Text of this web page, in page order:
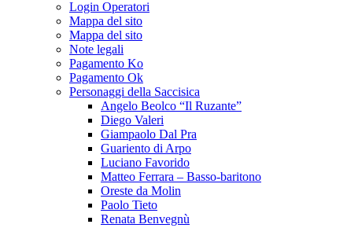
Login Operatori
Mappa del sito
Mappa del sito
Note legali
Pagamento Ko
Pagamento Ok
Personaggi della Saccisica
Angelo Beolco “Il Ruzante”
Diego Valeri
Giampaolo Dal Pra
Guariento di Arpo
Luciano Favorido
Matteo Ferrara – Basso-baritono
Oreste da Molin
Paolo Tieto
Renata Benvegnù